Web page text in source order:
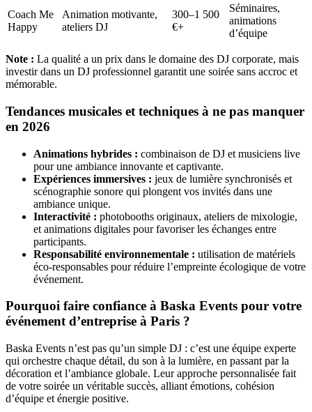
Coach Me
Happy
Animation motivante,
ateliers DJ
300–1 500
€+
Séminaires,
animations
d’équipe
Note : La qualité a un prix dans le domaine des DJ corporate, mais
investir dans un DJ professionnel garantit une soirée sans accroc et
mémorable.
Tendances musicales et techniques à ne pas manquer
en 2026
Animations hybrides : combinaison de DJ et musiciens live
pour une ambiance innovante et captivante.
Expériences immersives : jeux de lumière synchronisés et
scénographie sonore qui plongent vos invités dans une
ambiance unique.
Interactivité : photobooths originaux, ateliers de mixologie,
et animations digitales pour favoriser les échanges entre
participants.
Responsabilité environnementale : utilisation de matériels
éco-responsables pour réduire l’empreinte écologique de votre
événement.
Pourquoi faire confiance à Baska Events pour votre
événement d’entreprise à Paris ?
Baska Events n’est pas qu’un simple DJ : c’est une équipe experte
qui orchestre chaque détail, du son à la lumière, en passant par la
décoration et l’ambiance globale. Leur approche personnalisée fait
de votre soirée un véritable succès, alliant émotions, cohésion
d’équipe et énergie positive.